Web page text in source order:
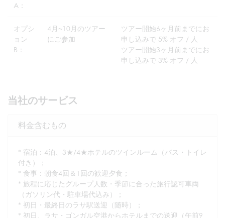
A：
オプシ
ョン
B：
4月~10月のツアー
にご参加
ツアー開始6ヶ月前までにお
申し込みで 5% オフ / 人
ツアー開始3ヶ月前までにお
申し込みで 3% オフ / 人
当社のサービス
料金含むもの
* 宿泊：4泊、3★/4★ホテルのツインルーム（バス・トイレ
付き）；
* 食事：朝食4回＆1回の歓迎夕食；
* 旅程に応じたグループ人数・季節に合った旅行認可車両
（ガソリン代・駐車場代込み）；
* 初日・最終日のラサ駅送迎（随時）；
* 初日、ラサ・ゴンガル空港からホテルまでの送迎（午前9